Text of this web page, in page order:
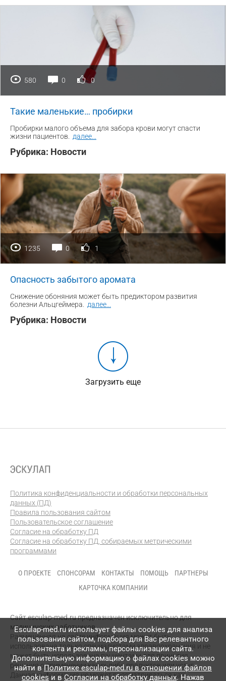
580 0 0
Такие маленькие… пробирки
Пробирки малого объема для забора крови могут спасти
жизни пациентов.
далее
Рубрика: Новости
1235 0 1
Опасность забытого аромата
Снижение обоняния может быть предиктором развития
болезни Альцгеймера.
далее
Рубрика: Новости
Загрузить еще
Политика конфиденциальности и обработки персональных
данных (ПД)
Правила пользования сайтом
Пользовательское соглашение
Согласие на обработку ПД
Согласие на обработку ПД, собираемых метрическими
программами
О ПРОЕКТЕ СПОНСОРАМ КОНТАКТЫ ПОМОЩЬ
ПАРТНЕРЫ
КАРТОЧКА КОМПАНИИ
Сайт esculap-med.ru предназначен исключительно для
медицинских работников.
Размещенная на сайте информация может быть
использована только специалистами здравоохранения и не
может быть использована пациентами для принятия
решения о применении каких-либо продуктов или услуг.
Данная информация не может рассматриваться как
Esculap-med.ru использует файлы сookies для анализа
пользования сайтом, подбора для Вас релевантного
контента и рекламы, персонализации сайта.
Дополнительную информацию о файлах cookies можно
найти вПолитике esculap-med.ru в отношении файлов
cookiesи вСогласии на обработку данных. Нажав